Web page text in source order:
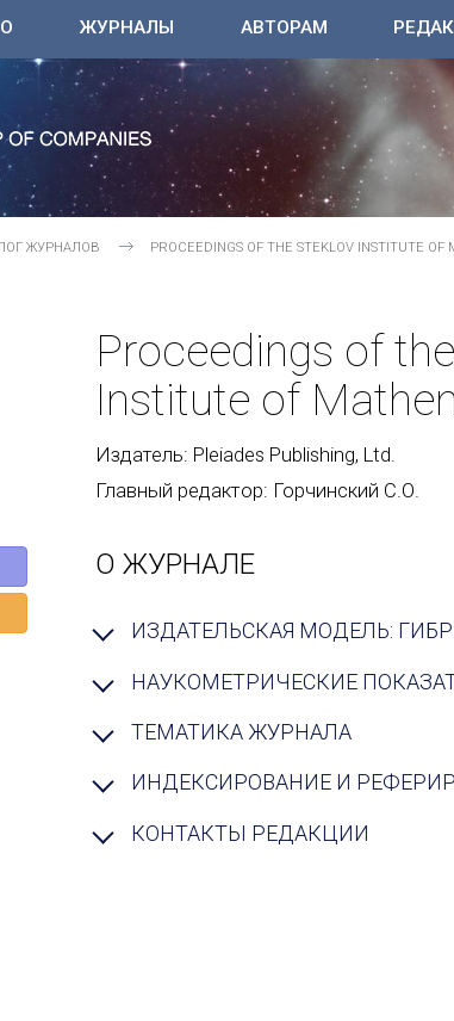
ЖУРНАЛЫ АВТОРАМ
ЖУРНАЛОВ PROCEEDINGS OF THE STEKLOV INSTITUTE OF
Proceedings of
Institute of
Издатель: Pleiades Publishing, Ltd.
Главный редактор: Горчинский С.О.
О ЖУРНАЛЕ
ИЗДАТЕЛЬСКАЯ МОДЕЛЬ:
НАУКОМЕТРИЧЕСКИЕ
ТЕМАТИКА ЖУРНАЛА
ИНДЕКСИРОВАНИЕ И
КОНТАКТЫ РЕДАКЦИИ